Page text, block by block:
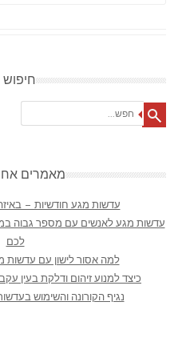
חיפוש
מאמרים
עדשות מגע חודשיות –
עדשות מגע לאנשים עם מספר גבוה
לכם
למה אסור לישון עם עדשות
כיצד למנוע זיהום ודלקת בעין
נגיף הקורונה והשימוש